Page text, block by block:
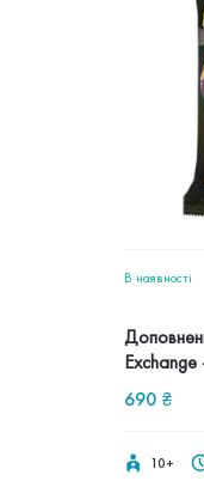
В наявностi
690 ₴
10+